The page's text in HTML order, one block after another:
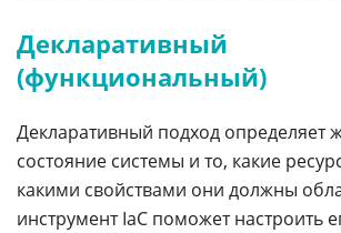
Декларативный
(функциональный)
Декларативный подход определяет
состояние системы и то, какие
какими свойствами они должны
инструмент IaC поможет настроить